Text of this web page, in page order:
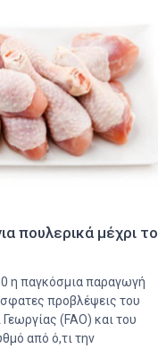
πουλερικά μέχρι το
η παγκόσμια παραγωγή
προβλέψεις του
(FAO) και του
από ό,τι την